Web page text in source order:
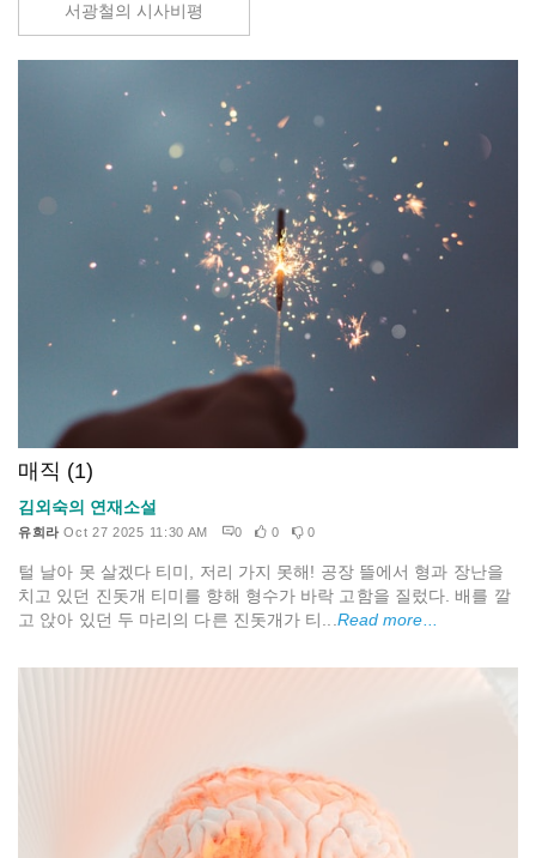
서광철의 시사비평
매직 (1)
김외숙의 연재소설
유희라 Oct 27 2025 11:30 AM 0 0 0
털 날아 못 살겠다 티미, 저리 가지 못해! 공장 뜰에서 형과 장난을
치고 있던 진돗개 티미를 향해 형수가 바락 고함을 질렀다. 배를 깔
고 앉아 있던 두 마리의 다른 진돗개가 티...Read more...